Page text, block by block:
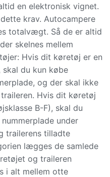
en elektronisk vignet.
krav. Autocampere
totalvægt. Så de er altid
skelnes mellem
Hvis dit køretøj er en
skal du kun købe
og der skal ikke
Hvis dit køretøj
B-F), skal du
under
trailerens tilladte
lægges de samlede
og traileren
i alt mellem otte